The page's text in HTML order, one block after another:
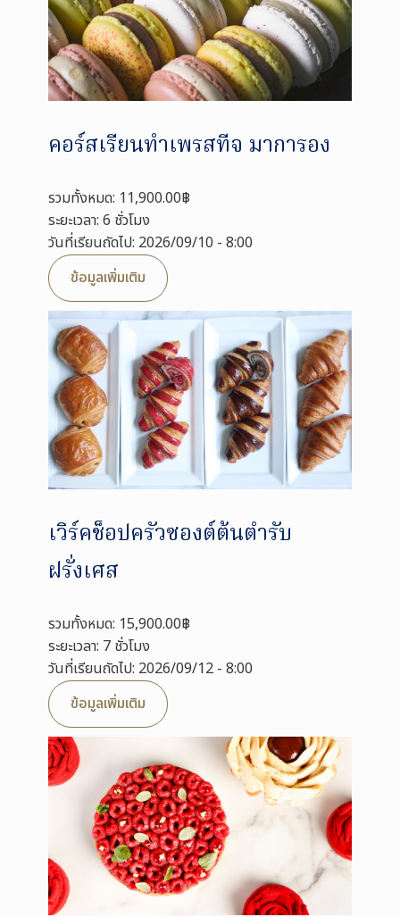
คอร์สเรียนทำเพรสทีจ มาการอง
รวมทั้งหมด: 11,900.00฿
ระยะเวลา: 6 ชั่วโมง
วันที่เรียนถัดไป: 2026/09/10 - 8:00
ข้อมูลเพิ่มเติม
เวิร์คช็อปครัวซองต์ต้นตำรับ
ฝรั่งเศส
รวมทั้งหมด: 15,900.00฿
ระยะเวลา: 7 ชั่วโมง
วันที่เรียนถัดไป: 2026/09/12 - 8:00
ข้อมูลเพิ่มเติม